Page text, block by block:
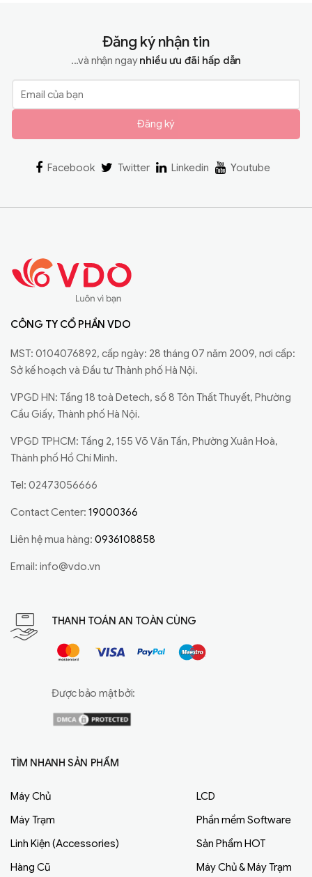
Đăng ký nhận tin
...và nhận ngaynhiều ưu đãi hấp dẫn
Đăng ký
Facebook Twitter Linkedin Youtube
CÔNG TY CỔ PHẦN VDO
MST: 0104076892, cấp ngày: 28 tháng 07 năm 2009, nơi cấp:
Sở kế hoạch và Đầu tư Thành phố Hà Nội.
VPGD HN: Tầng 18 toà Detech, số 8 Tôn Thất Thuyết, Phường
Cầu Giấy, Thành phố Hà Nội.
VPGD TPHCM: Tầng 2, 155 Võ Văn Tần, Phường Xuân Hoà,
Thành phố Hồ Chí Minh.
Tel: 02473056666
Contact Center: 19000366
Liên hệ mua hàng: 0936108858
Email: info@vdo.vn
THANH TOÁN AN TOÀN CÙNG
Được bảo mật bởi:
TÌM NHANH SẢN PHẨM
Máy Chủ
Máy Trạm
Linh Kiện (Accessories)
Hàng Cũ
LCD
Phần mềm Software
Sản Phẩm HOT
Máy Chủ & Máy Trạm